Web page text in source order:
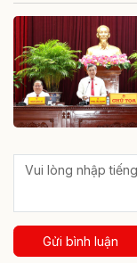
Gửi bình luận